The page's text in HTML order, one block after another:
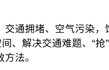
通拥堵、空气污染，
、解决交通难题、“
法。